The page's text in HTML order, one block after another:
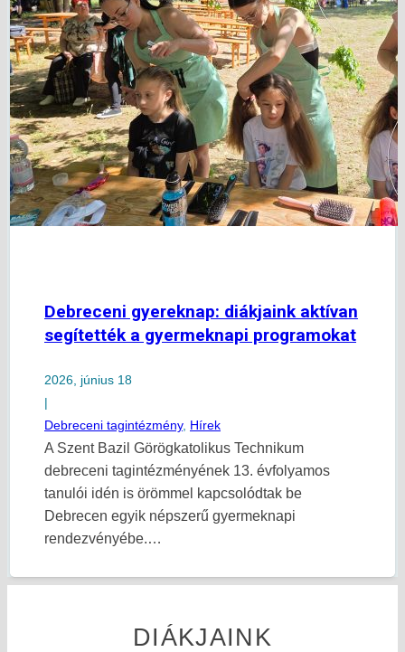
Debreceni gyereknap: diákjaink aktívan
segítették a gyermeknapi programokat
2026, június 18
|
Debreceni tagintézmény, Hírek
A Szent Bazil Görögkatolikus Technikum
debreceni tagintézményének 13. évfolyamos
tanulói idén is örömmel kapcsolódtak be
Debrecen egyik népszerű gyermeknapi
rendezvényébe.…
DIÁKJAINK